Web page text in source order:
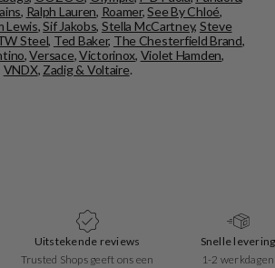
, Ralph Lauren, Roamer,See By Chloé,
Lewis,Sif Jakobs, Stella McCartney, Steve
Steel, Ted Baker, The Chesterfield Brand,
,Versace,Victorinox, Violet Hamden,
VNDX, Zadig & Voltaire.
Uitstekende reviews
Trusted Shops geeft ons een
Snelle levering
1-2 werkdagen